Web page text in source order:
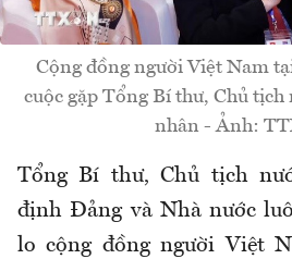
Cộng đồng người Việt Nam
cuộc gặp Tổng Bí thư, Chủ tịch
nhân - Ảnh:
Tổng Bí thư, Chủ tịch
định Đảng và Nhà nước
lo cộng đồng người Việt